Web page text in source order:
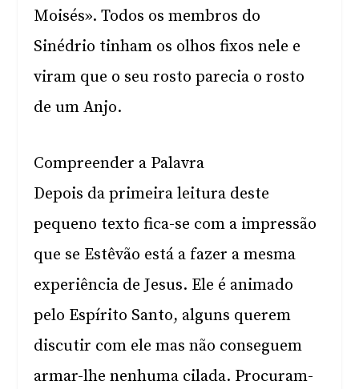
Moisés». Todos os membros do
Sinédrio tinham os olhos fixos nele e
viram que o seu rosto parecia o rosto
de um Anjo.
Compreender a Palavra
Depois da primeira leitura deste
pequeno texto fica-se com a impressão
que se Estêvão está a fazer a mesma
experiência de Jesus. Ele é animado
pelo Espírito Santo, alguns querem
discutir com ele mas não conseguem
armar-lhe nenhuma cilada. Procuram-